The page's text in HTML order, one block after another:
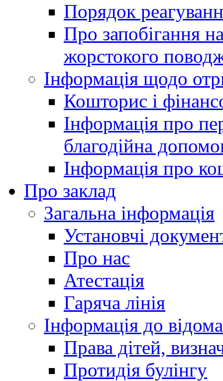
Порядок
Про запобігання
жорстокого
Інформація щодо
Кошторис і
Інформація про
благодійна
Інформація про
Про заклад
Загальна інформація
Установчі
Про нас
Атестація
Гаряча лінія
Інформація до відома
Права дітей,
Протидія булінгу